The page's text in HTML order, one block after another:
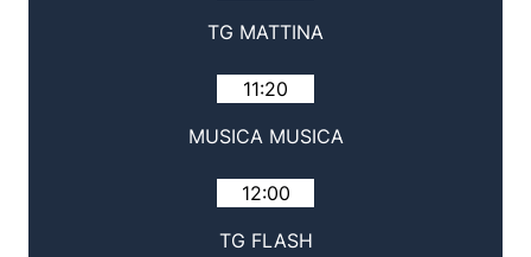
TG MATTINA
11:20
MUSICA MUSICA
12:00
TG FLASH